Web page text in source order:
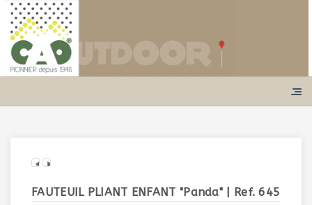
FAUTEUIL PLIANT ENFANT "Panda" | Ref. 645